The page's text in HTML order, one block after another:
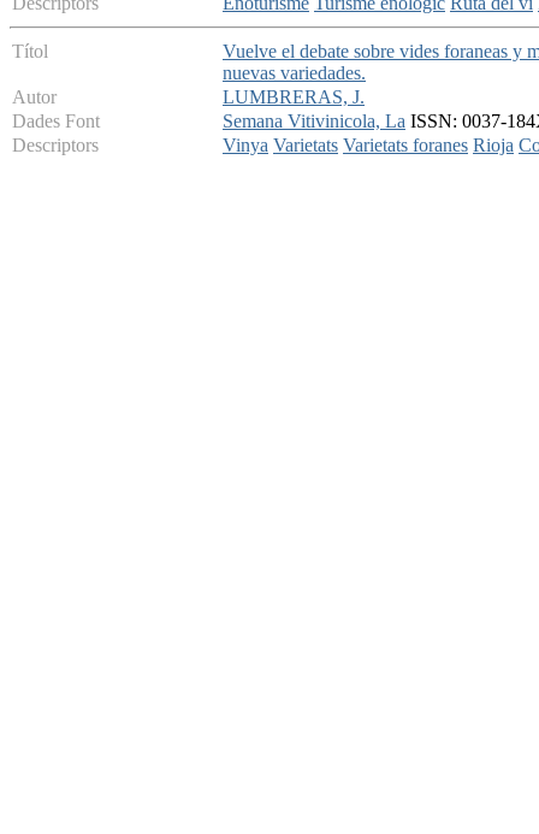
Títol
Vuelve el debate sobre vides foraneas y
nuevas variedades.
Autor
LUMBRERAS, J.
Dades Font
Semana Vitivinicola, La ISSN: 0037-
Descriptors
Vinya Varietats Varietats foranes Rioja